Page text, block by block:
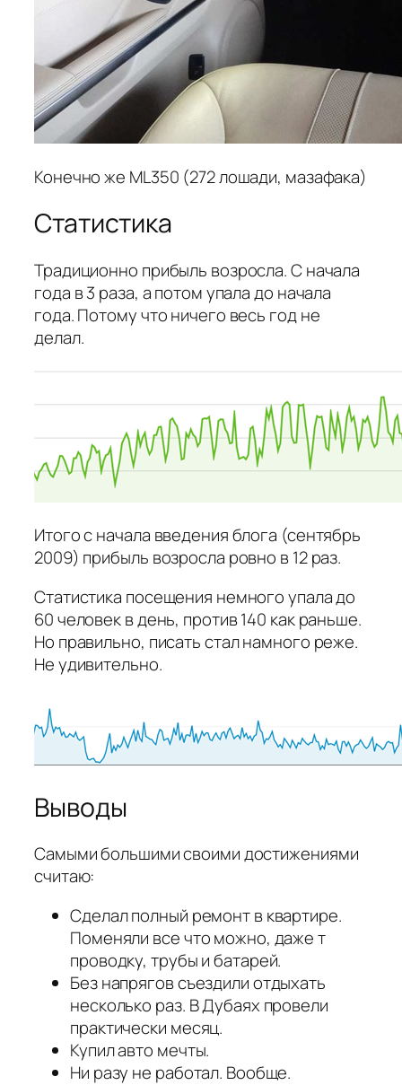
Конечно же ML350 (272 лошади, мазафака)
Статистика
Традиционно прибыль возросла. С начала
года в 3 раза, а потом упала до начала
года. Потому что ничего весь год не
делал.
Итого с начала введения блога (сентябрь
2009) прибыль возросла ровно в 12 раз.
Статистика посещения немного упала до
60 человек в день, против 140 как раньше.
Но правильно, писать стал намного реже.
Не удивительно.
Выводы
Самыми большими своими достижениями
считаю:
Сделал полный ремонт в квартире.
Поменяли все что можно, даже т
проводку, трубы и батарей.
Без напрягов съездили отдыхать
несколько раз. В Дубаях провели
практически месяц.
Купил авто мечты.
Ни разу не работал. Вообще.